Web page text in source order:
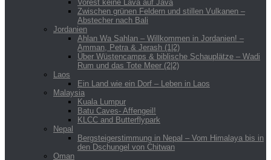
Vorest keine Lava auf Java
Zwischen grünen Feldern und stillen Vulkanen –
Abstecher nach Bali
Jordanien
Ahlan Wa Sahlan – Willkommen in Jordanien! –
Amman, Petra & Jerash (1|2)
Über Wüstencamps & biblische Schauplätze – Wadi
Rum und das Tote Meer (2|2)
Laos
Ein Land wie ein Dorf – Leben in Laos
Malaysia
Kuala Lumpur
Batu Caves- Affengeil!
KLCC and Butterflypark
Nepal
Bergsteigerstimmung in Nepal – Vom Himalaya bis in
den Dschungel von Chitwan
Oman